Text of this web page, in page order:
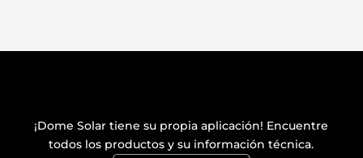
¡Dome Solar tiene su propiaaplicación! Encuentre
todos los productos y su información técnica.